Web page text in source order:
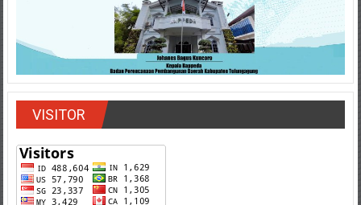
VISITOR